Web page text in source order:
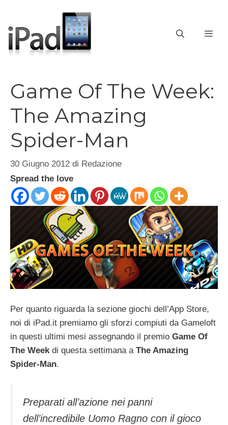
contenuto
Game Of The Week:
The Amazing
Spider-Man
30 Giugno 2012 di Redazione
Spread the love
Per quanto riguarda la sezione giochi dell’App Store,
noi di iPad.it premiamo gli sforzi compiuti da Gameloft
in questi ultimi mesi assegnando il premio Game Of
The Weekdi questa settimana a The Amazing
Spider-Man.
Preparati all’azione nei panni
dell’incredibile Uomo Ragno con il gioco